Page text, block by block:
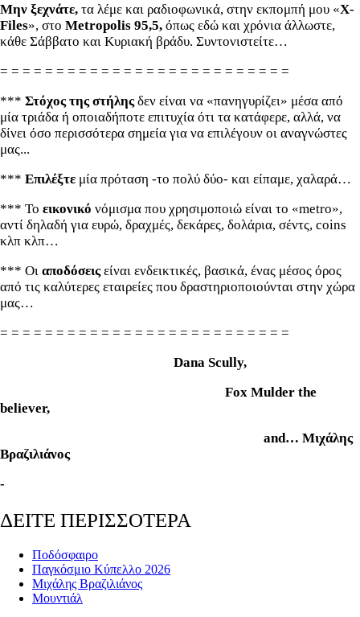
Μην ξεχνάτε, τα λέμε και ραδιοφωνικά, στην εκπομπή μου «X-
Files», στο Metropolis 95,5, όπως εδώ και χρόνια άλλωστε,
κάθε Σάββατο και Κυριακή βράδυ. Συντονιστείτε…
= = = = = = = = = = = = = = = = = = = = = = = = = =
*** Στόχος της στήληςδεν είναι να «πανηγυρίζει» μέσα από
μία τριάδα ή οποιαδήποτε επιτυχία ότι τα κατάφερε, αλλά, να
δίνει όσο περισσότερα σημεία για να επιλέγουν οι αναγνώστες
μας...
*** Επιλέξτε μία πρόταση -το πολύ δύο- και είπαμε, χαλαρά…
*** Το εικονικό νόμισμα που χρησιμοποιώ είναι το «metro»,
αντί δηλαδή για ευρώ, δραχμές, δεκάρες, δολάρια, σέντς, coins
κλπ κλπ…
*** Οι αποδόσειςείναι ενδεικτικές, βασικά, ένας μέσος όρος
από τις καλύτερες εταιρείες που δραστηριοποιούνται στην χώρα
μας…
= = = = = = = = = = = = = = = = = = = = = = = = = =
Dana Scully,
Fox Mulder the
believer,
and… Μιχάλης
Βραζιλιάνος
-
ΔΕΙΤΕ ΠΕΡΙΣΣΟΤΕΡΑ
Ποδόσφαιρο
Παγκόσμιο Κύπελλο 2026
Μιχάλης Βραζιλιάνος
Μουντιάλ